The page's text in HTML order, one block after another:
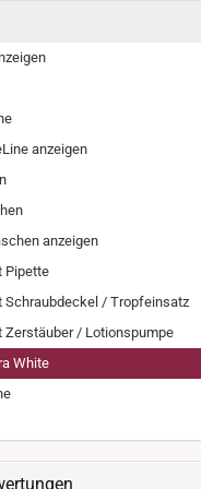
NEU:
410
anzeigen
anzeigen
Pipette
Schraubdeckel / Tropfeinsatz
Zerstäuber / Lotionspumpe
White